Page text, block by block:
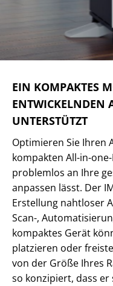
EIN KOMPAKTES
ENTWICKELNDEN
UNTERSTÜTZT
Optimieren Sie Ihren
kompakten All-in-
problemlos an Ihre
anpassen lässt. Der
Erstellung nahtloser
Scan-,
kompaktes Gerät
platzieren oder
von der Größe Ihres
so konzipiert, dass